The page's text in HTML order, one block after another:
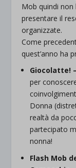
Mob quindi
presentare il
organizzate.
Come
quest’anno ha
Giocolatte!
per
Donna
realtà da
partecipato
nonna!
Flash Mob